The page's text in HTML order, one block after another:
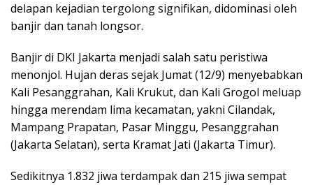
delapan kejadian tergolong signifikan, didominasi oleh
banjir dan tanah longsor.
Banjir di DKI Jakarta menjadi salah satu peristiwa
menonjol. Hujan deras sejak Jumat (12/9) menyebabkan
Kali Pesanggrahan, Kali Krukut, dan Kali Grogol meluap
hingga merendam lima kecamatan, yakni Cilandak,
Mampang Prapatan, Pasar Minggu, Pesanggrahan
(Jakarta Selatan), serta Kramat Jati (Jakarta Timur).
Sedikitnya 1.832 jiwa terdampak dan 215 jiwa sempat